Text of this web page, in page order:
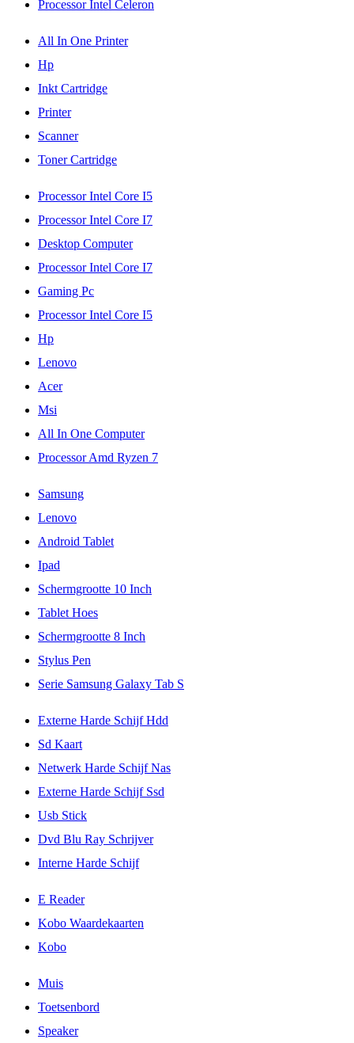
Processor Intel Celeron
All In One Printer
Hp
Inkt Cartridge
Printer
Scanner
Toner Cartridge
Processor Intel Core I5
Processor Intel Core I7
Desktop Computer
Processor Intel Core I7
Gaming Pc
Processor Intel Core I5
Hp
Lenovo
Acer
Msi
All In One Computer
Processor Amd Ryzen 7
Samsung
Lenovo
Android Tablet
Ipad
Schermgrootte 10 Inch
Tablet Hoes
Schermgrootte 8 Inch
Stylus Pen
Serie Samsung Galaxy Tab S
Externe Harde Schijf Hdd
Sd Kaart
Netwerk Harde Schijf Nas
Externe Harde Schijf Ssd
Usb Stick
Dvd Blu Ray Schrijver
Interne Harde Schijf
E Reader
Kobo Waardekaarten
Kobo
Muis
Toetsenbord
Speaker